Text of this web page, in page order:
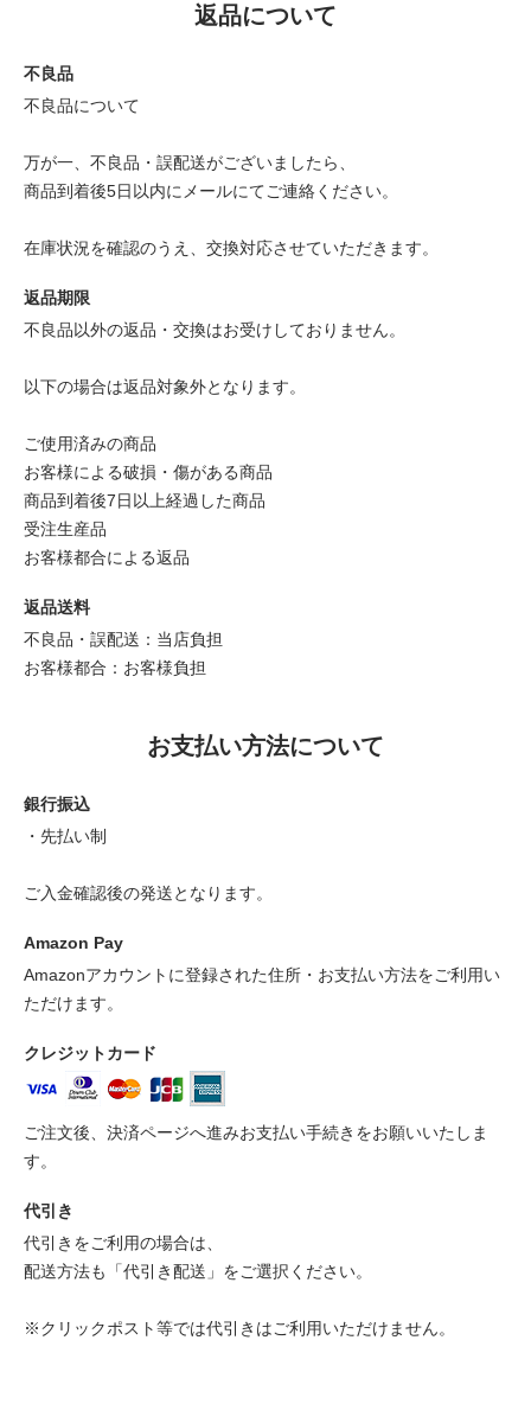
返品について
不良品
不良品について
万が一、不良品・誤配送がございましたら、
商品到着後5日以内にメールにてご連絡ください。
在庫状況を確認のうえ、交換対応させていただきます。
返品期限
不良品以外の返品・交換はお受けしておりません。
以下の場合は返品対象外となります。
ご使用済みの商品
お客様による破損・傷がある商品
商品到着後7日以上経過した商品
受注生産品
お客様都合による返品
返品送料
不良品・誤配送：当店負担
お客様都合：お客様負担
お支払い方法について
銀行振込
・先払い制
ご入金確認後の発送となります。
Amazon Pay
Amazonアカウントに登録された住所・お支払い方法をご利用い
ただけます。
クレジットカード
ご注文後、決済ページへ進みお支払い手続きをお願いいたしま
す。
代引き
代引きをご利用の場合は、
配送方法も「代引き配送」をご選択ください。
※クリックポスト等では代引きはご利用いただけません。